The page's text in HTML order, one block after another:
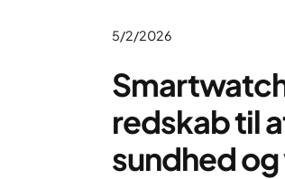
5/2/2026
redskab til
sundhed